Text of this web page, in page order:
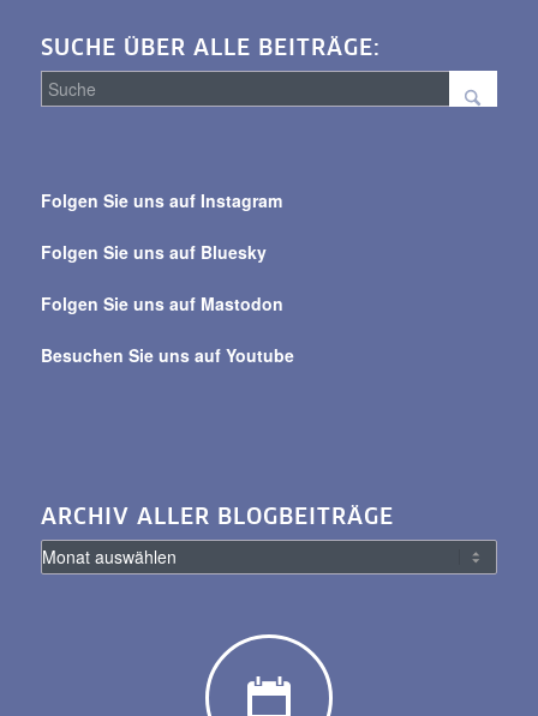
SUCHE ÜBER ALLE BEITRÄGE:
alle
Folgen Sie uns auf Instagram
Folgen Sie uns auf Bluesky
Folgen Sie uns auf Mastodon
Besuchen Sie uns auf Youtube
ARCHIV ALLER BLOGBEITRÄGE